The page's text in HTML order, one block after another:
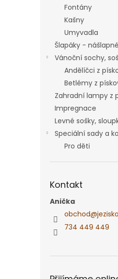
Fontány
Kašny
Umyvadla
Šlapáky -
Vánoční sochy,
Andělíčci z
Betlémy z
Zahradní lampy z
Impregnace
Levné sošky,
Speciální sady a
Pro děti
Kontakt
Anička
obchod@
734 449 449